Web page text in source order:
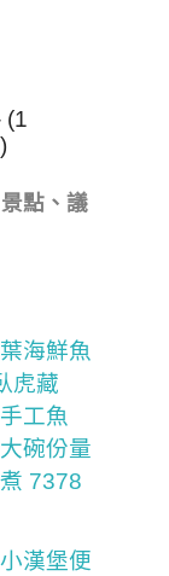
(1
點、議
海鮮魚
虎藏
工魚
碗份量
7378
漢堡便